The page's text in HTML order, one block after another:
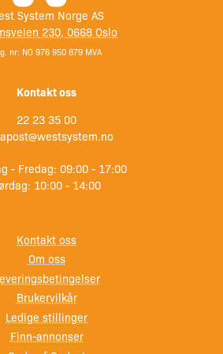
sett: Resin, herder,
etc.
pakke, 600 gr 500 gr.resin/100
reparasjonssett for glassfiberbåter,
gr.205 herder
System Norge AS
230, 0668 Oslo
nr: NO 976 950 879 MVA
Kontakt oss
22 23 35 00
- Fredag: 09:00 - 17:00
10:00 - 14:00
Kontakt oss
Om oss
Brukervilkår
Ledige stillinger
Finn-annonser